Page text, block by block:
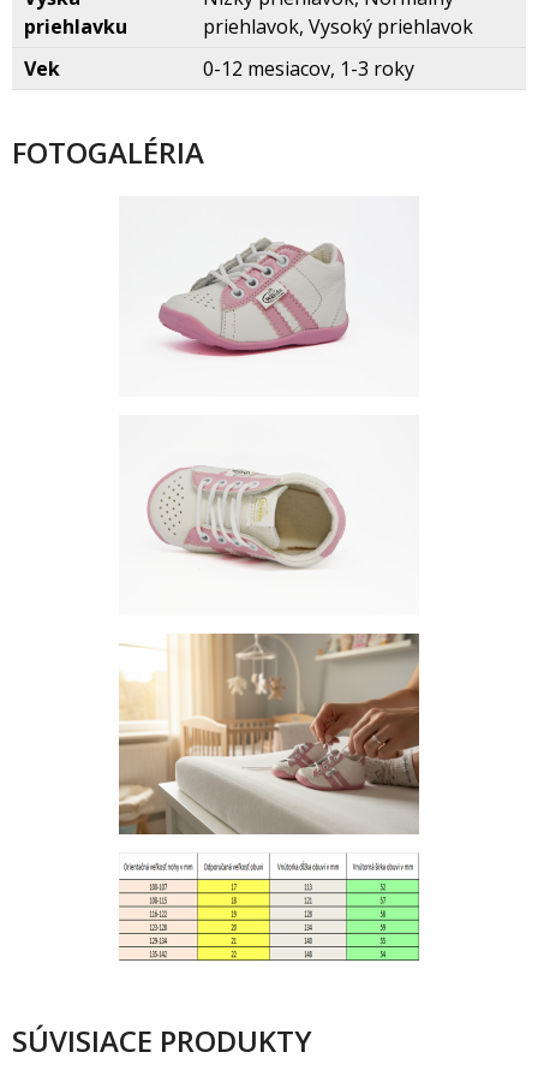
priehlavku
priehlavok, Vysoký priehlavok
Vek
0-12 mesiacov, 1-3 roky
FOTOGALÉRIA
SÚVISIACE PRODUKTY